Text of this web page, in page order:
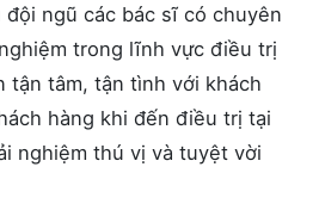
đội ngũ các bác sĩ có chuyên
trong lĩnh vực điều trị
tận tâm, tận tình với khách
hàng khi đến điều trị tại
nghiệm thú vị và tuyệt vời